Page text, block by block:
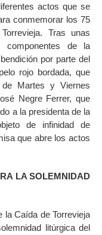
actos que se
conmemorar los 75
Tras unas
componentes de la
por parte del
rojo bordada, que
Martes y Viernes
Negre Ferrer, que
a la presidenta de la
de infinidad de
que abre los actos
LA SOLEMNIDAD
la Caída de Torrevieja
litúrgica del